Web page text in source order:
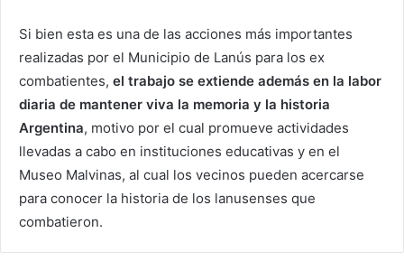
Si bien esta es una de las acciones más importantes
realizadas por el Municipio de Lanús para los ex
combatientes, el trabajo se extiende además en la labor
diaria de mantener viva la memoria y la historia
Argentina, motivo por el cual promueve actividades
llevadas a cabo en instituciones educativas y en el
Museo Malvinas, al cual los vecinos pueden acercarse
para conocer la historia de los lanusenses que
combatieron.